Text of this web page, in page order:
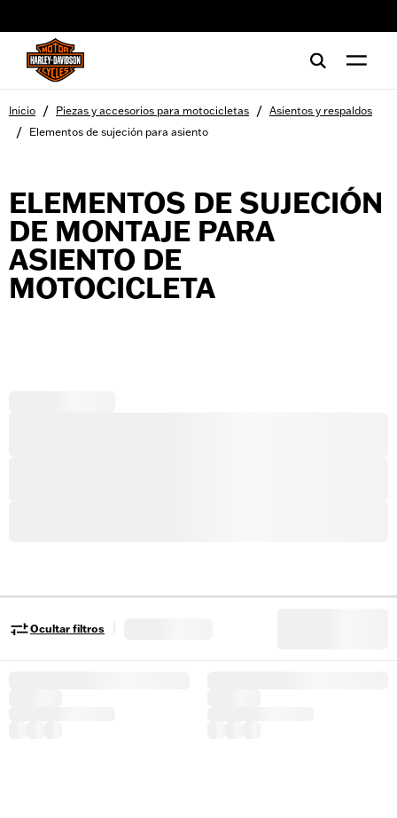
Inicio / Piezas y accesorios para motocicletas / Asientos y respaldos
/ Elementos de sujeción para asiento
ELEMENTOS DE SUJECIÓN
DE MONTAJE PARA
ASIENTO DE
MOTOCICLETA
Ocultar filtros